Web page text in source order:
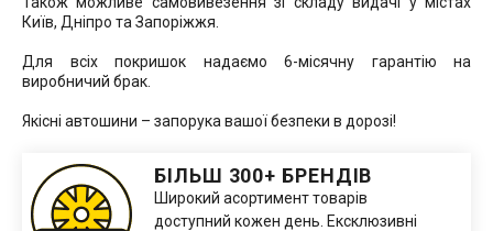
Київ, Дніпро та Запоріжжя.
Для всіх покришок надаємо 6-місячну гарантію на
виробничий брак.
Якісні автошини – запорука вашої безпеки в дорозі!
БІЛЬШ 300+ БРЕНДІВ
Широкий асортимент товарів
доступний кожен день. Ексклюзивні